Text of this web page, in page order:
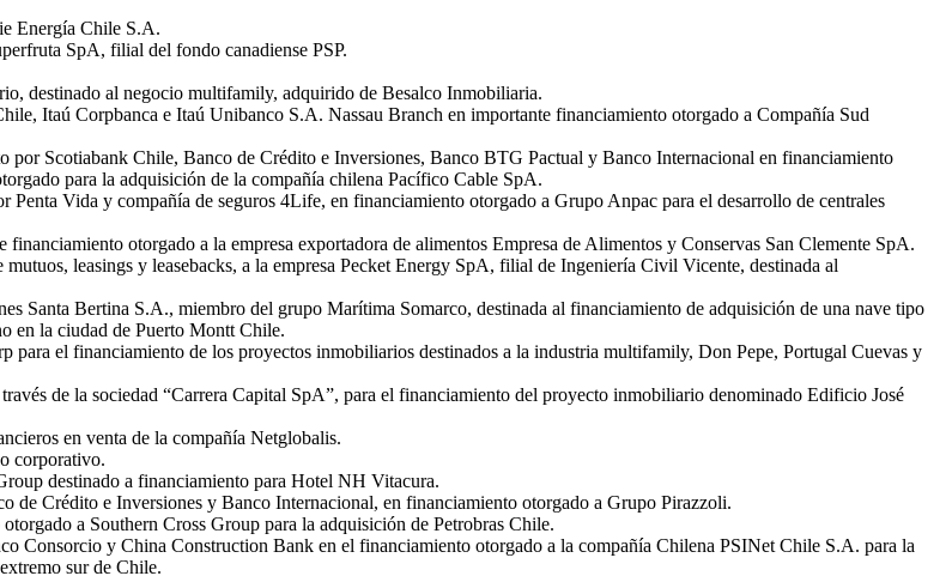
Energía Chile S.A.
SpA, filial del fondo canadiense PSP.
destinado al negocio multifamily, adquirido de Besalco Inmobiliaria.
Itaú Corpbanca e Itaú Unibanco S.A. Nassau Branch en importante financiamiento otorgado a Compañía Sud
por Scotiabank Chile, Banco de Crédito e Inversiones, Banco BTG Pactual y Banco Internacional en financiamiento
para la adquisición de la compañía chilena Pacífico Cable SpA.
Penta Vida y compañía de seguros 4Life, en financiamiento otorgado a Grupo Anpac para el desarrollo de centrales
otorgado a la empresa exportadora de alimentos Empresa de Alimentos y Conservas San Clemente SpA.
leasings y leasebacks, a la empresa Pecket Energy SpA, filial de Ingeniería Civil Vicente, destinada al
Santa Bertina S.A., miembro del grupo Marítima Somarco, destinada al financiamiento de adquisición de una nave tipo
en la ciudad de Puerto Montt Chile.
el financiamiento de los proyectos inmobiliarios destinados a la industria multifamily, Don Pepe, Portugal Cuevas y
de la sociedad “Carrera Capital SpA”, para el financiamiento del proyecto inmobiliario denominado Edificio José
en venta de la compañía Netglobalis.
corporativo.
destinado a financiamiento para Hotel NH Vitacura.
de Crédito e Inversiones y Banco Internacional, en financiamiento otorgado a Grupo Pirazzoli.
a Southern Cross Group para la adquisición de Petrobras Chile.
Consorcio y China Construction Bank en el financiamiento otorgado a la compañía Chilena PSINet Chile S.A. para la
sur de Chile.